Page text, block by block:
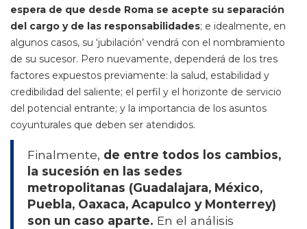
espera de que desde Roma se acepte su separación
del cargo y de las responsabilidades; e idealmente, en
algunos casos, su ‘jubilación’ vendrá con el nombramiento
de su sucesor. Pero nuevamente, dependerá de los tres
factores expuestos previamente: la salud, estabilidad y
credibilidad del saliente; el perfil y el horizonte de servicio
del potencial entrante; y la importancia de los asuntos
coyunturales que deben ser atendidos.
Finalmente, de entre todos los cambios,
la sucesión en las sedes
metropolitanas (Guadalajara, México,
Puebla, Oaxaca, Acapulco y Monterrey)
son un caso aparte. En el análisis